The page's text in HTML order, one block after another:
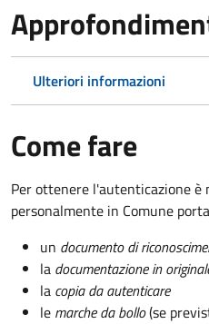
Ulteriori informazioni
Come fare
Per ottenere l'autenticazione è
personalmente in Comune
un documento di
la documentazione in
la copia da autenticare
le marche da bollo(se